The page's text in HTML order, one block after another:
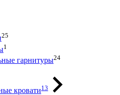
25
1
гарнитуры24
кровати13